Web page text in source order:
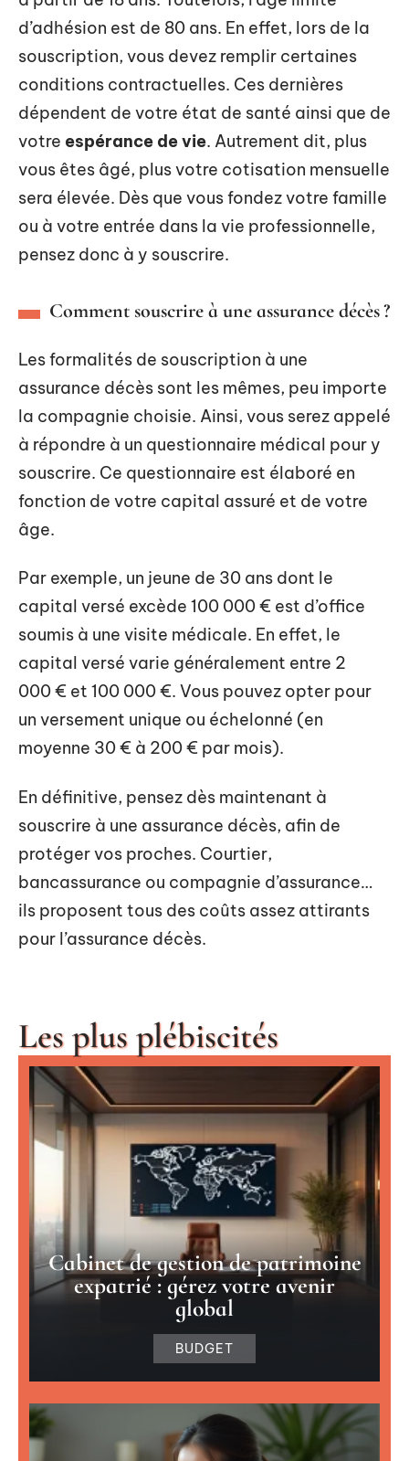
d’adhésion est de 80 ans. En effet, lors de la
souscription, vous devez remplir certaines
conditions contractuelles. Ces dernières
dépendent de votre état de santé ainsi que de
votre espérance de vie. Autrement dit, plus
vous êtes âgé, plus votre cotisation mensuelle
sera élevée. Dès que vous fondez votre famille
ou à votre entrée dans la vie professionnelle,
pensez donc à y souscrire.
Comment souscrire à une assurance décès ?
Les formalités de souscription à une
assurance décès sont les mêmes, peu importe
la compagnie choisie. Ainsi, vous serez appelé
à répondre à un questionnaire médical pour y
souscrire. Ce questionnaire est élaboré en
fonction de votre capital assuré et de votre
âge.
Par exemple, un jeune de 30 ans dont le
capital versé excède 100 000 € est d’office
soumis à une visite médicale. En effet, le
capital versé varie généralement entre 2
000 € et 100 000 €. Vous pouvez opter pour
un versement unique ou échelonné (en
moyenne 30 € à 200 € par mois).
En définitive, pensez dès maintenant à
souscrire à une assurance décès, afin de
protéger vos proches. Courtier,
bancassurance ou compagnie d’assurance…
ils proposent tous des coûts assez attirants
pour l’assurance décès.
Les plus plébiscités
Cabinet de gestion de patrimoine
expatrié : gérez votre avenir
global
BUDGET